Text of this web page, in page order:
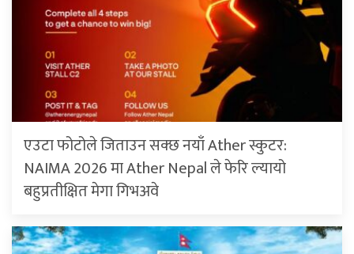
एउटा फोटोले जिताउन सक्छ नयाँ Ather स्कुटर:
NAIMA 2026 मा Ather Nepal ले फेरि ल्यायो
बहुप्रतीक्षित मेगा गिभअवे